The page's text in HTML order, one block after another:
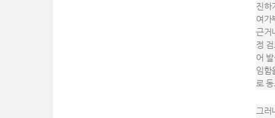
진하
여가
근거
정
어
임함
로
그러